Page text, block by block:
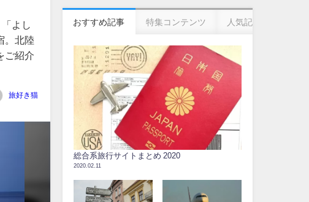
よし
。北陸
ご紹介
旅好き猫
おすすめ記事 特集コンテンツ 人気記事
総合系旅行サイトまとめ 2020
2020.02.11